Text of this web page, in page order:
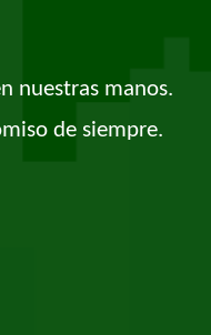
nuestras manos.
de siempre.